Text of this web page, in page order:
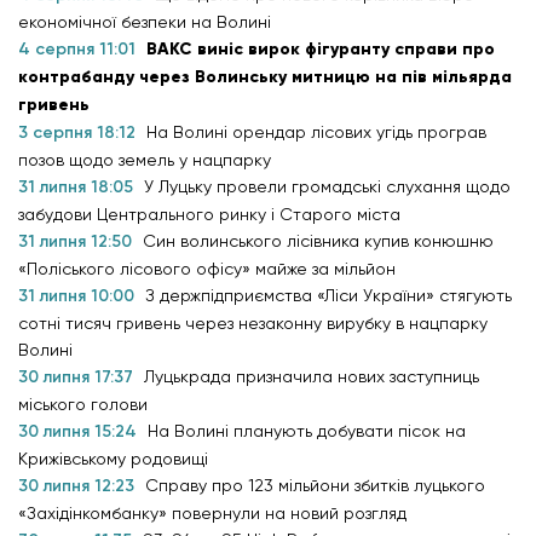
економічної безпеки на Волині
4 серпня 11:01
ВАКС виніс вирок фігуранту справи про
контрабанду через Волинську митницю на пів мільярда
гривень
3 серпня 18:12
На Волині орендар лісових угідь програв
позов щодо земель у нацпарку
31 липня 18:05 У Луцьку провели громадські слухання щодо
забудови Центрального ринку і Старого міста
31 липня 12:50
Син волинського лісівника купив конюшню
«Поліського лісового офісу» майже за мільйон
31 липня 10:00 З держпідприємства «Ліси України» стягують
сотні тисяч гривень через незаконну вирубку в нацпарку
Волині
30 липня 17:37
Луцькрада призначила нових заступниць
міського голови
30 липня 15:24
На Волині планують добувати пісок на
Крижівському родовищі
30 липня 12:23
Справу про 123 мільйони збитків луцького
«Західінкомбанку» повернули на новий розгляд